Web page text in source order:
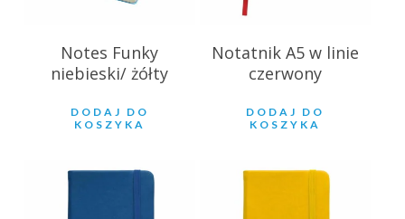
Notes Funky
niebieski/ żółty
DODAJ DO
KOSZYKA
Notatnik A5 w linie
czerwony
DODAJ DO
KOSZYKA